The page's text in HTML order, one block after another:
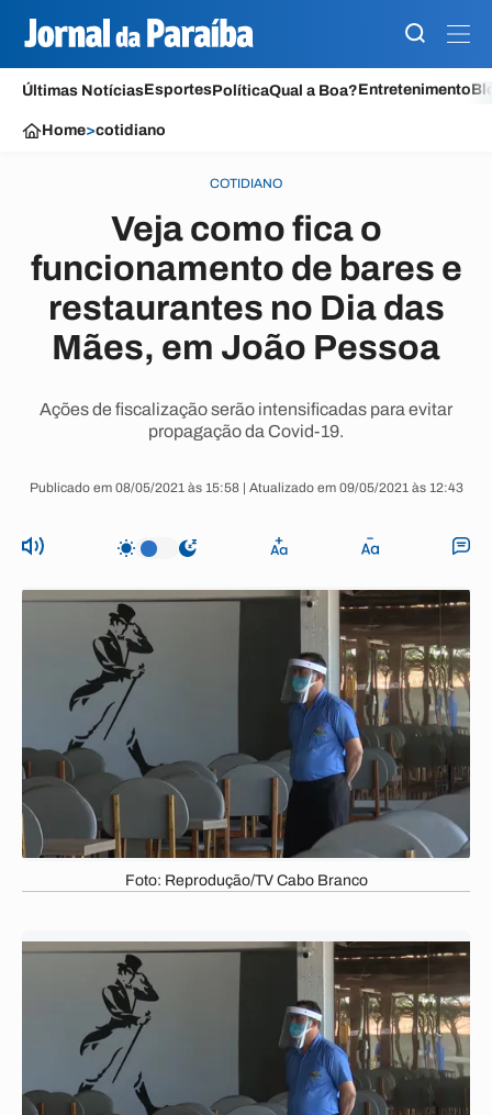
Últimas NotíciasEsportesPolíticaQual a Boa?Entretenimento
Home>cotidiano
COTIDIANO
Veja como fica o
funcionamento de bares e
restaurantes no Dia das
Mães, em João Pessoa
Ações de fiscalização serão intensificadas para evitar
propagação da Covid-19.
Publicado em 08/05/2021 às 15:58 | Atualizado em 09/05/2021 às 12:43
Foto: Reprodução/TV Cabo Branco